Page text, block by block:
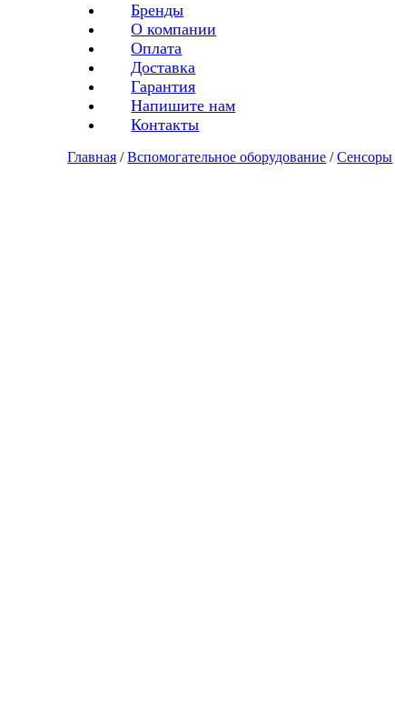
Бренды
О компании
Оплата
Доставка
Гарантия
Напишите нам
Контакты
Главная /Вспомогательное оборудование /Сенсоры